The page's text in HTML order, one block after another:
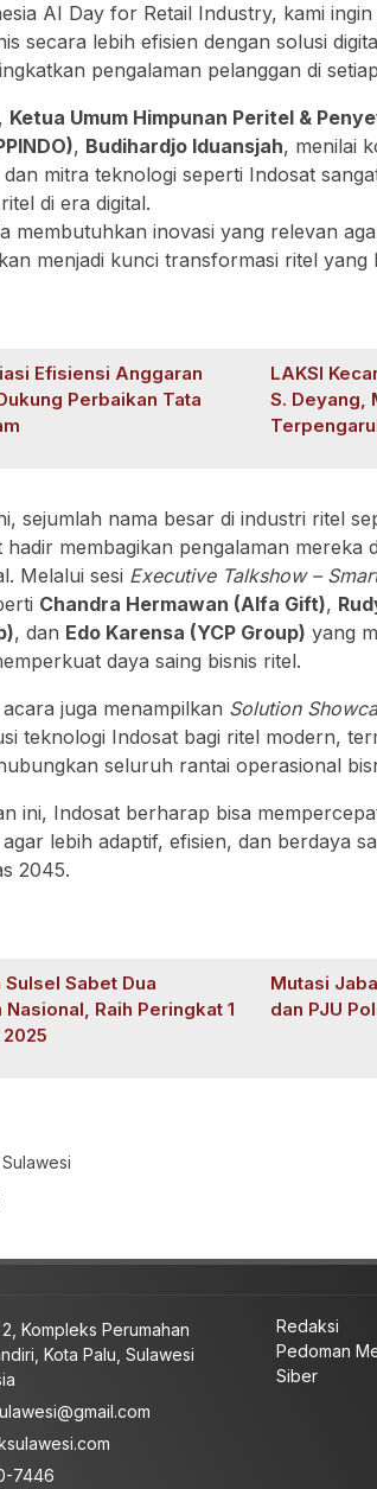
AI Day for Retail Industry, kami
secara lebih efisien dengan solusi
pengalaman pelanggan di
Ketua Umum Himpunan Peritel &
, Budihardjo Iduansjah, menilai
mitra teknologi seperti Indosat
di era digital.
membutuhkan inovasi yang relevan
menjadi kunci transformasi ritel yang
Efisiensi Anggaran
Perbaikan Tata
LAKSI
S. Deyang,
sejumlah nama besar di industri ritel
membagikan pengalaman mereka
Melalui sesi Executive Talkshow –
Chandra Hermawan (Alfa Gift),
, dan Edo Karensa (YCP Group) yang
daya saing bisnis ritel.
juga menampilkan Solution
teknologi Indosat bagi ritel modern,
seluruh rantai operasional
ini, Indosat berharap bisa
lebih adaptif, efisien, dan berdaya
2045.
Sabet Dua
Raih Peringkat 1
Mutasi
dan PJU
Kompleks Perumahan
Kota Palu, Sulawesi
7446
Redaksi
Pedoman
Siber